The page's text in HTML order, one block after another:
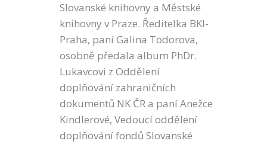
Slovanské knihovny a Městské
knihovny v Praze. Ředitelka BKI-
Praha, paní Galina Todorova,
osobně předala album PhDr.
Lukavcovi z Oddělení
doplňování zahraničních
dokumentů NK ČR a paní Anežce
Kindlerové, Vedoucí oddělení
doplňování fondů Slovanské